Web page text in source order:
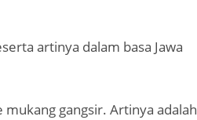
artinya dalam basa Jawa
gangsir. Artinya adalah